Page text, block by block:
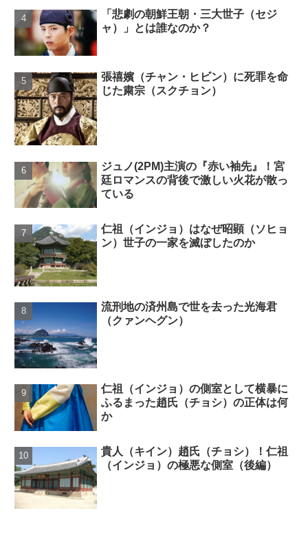
「悲劇の朝鮮王朝・三大世子（セジ
ャ）」とは誰なのか？
張禧嬪（チャン・ヒビン）に死罪を命
じた粛宗（スクチョン）
ジュノ(2PM)主演の『赤い袖先』！宮
廷ロマンスの背後で激しい火花が散っ
ている
仁祖（インジョ）はなぜ昭顕（ソヒョ
ン）世子の一家を滅ぼしたのか
流刑地の済州島で世を去った光海君
（クァンヘグン）
仁祖（インジョ）の側室として横暴に
ふるまった趙氏（チョシ）の正体は何
か
貴人（キイン）趙氏（チョシ）！仁祖
（インジョ）の極悪な側室（後編）